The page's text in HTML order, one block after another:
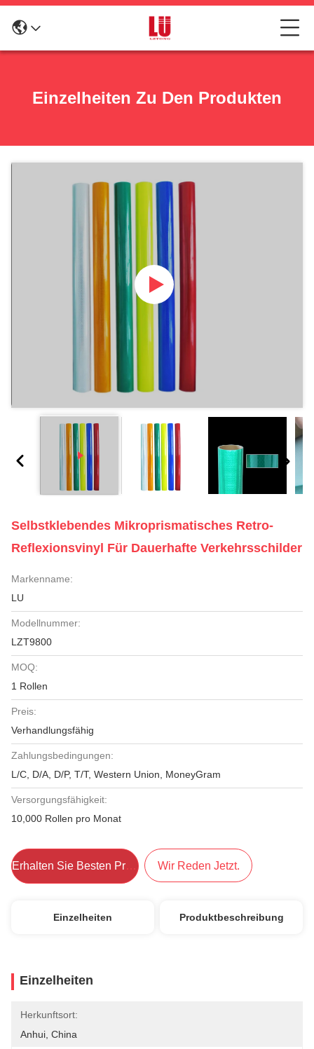
Einzelheiten Zu Den Produkten
Selbstklebendes Mikroprismatisches Retro-
Reflexionsvinyl Für Dauerhafte Verkehrsschilder
Markenname:
LU
Modellnummer:
LZT9800
MOQ:
1 Rollen
Preis:
Verhandlungsfähig
Zahlungsbedingungen:
L/C, D/A, D/P, T/T, Western Union, MoneyGram
Versorgungsfähigkeit:
10,000 Rollen pro Monat
Erhalten Sie Besten Preis Wir Reden Jetzt.
Einzelheiten Produktbeschreibung
Einzelheiten
Herkunftsort:
Anhui, China